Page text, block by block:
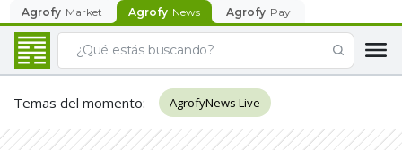
Agrofy Market Agrofy News Agrofy Pay
Temas del momento: AgrofyNews Live